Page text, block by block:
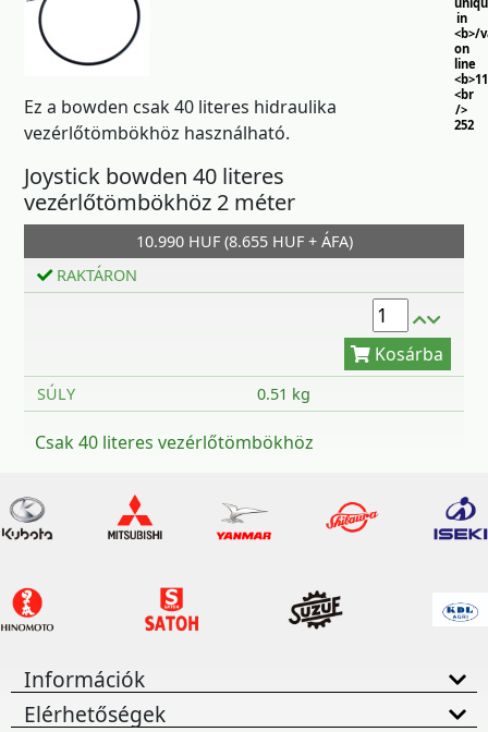
in
<b>/
on
line
<br
/>
252
Ez a bowden csak 40 literes hidraulika
vezérlőtömbökhöz használható.
Joystick bowden 40 literes
vezérlőtömbökhöz 2 méter
10.990 HUF (8.655 HUF + ÁFA)
RAKTÁRON
SÚLY 0.51 kg
Csak 40 literes vezérlőtömbökhöz
Információk
Elérhetőségek